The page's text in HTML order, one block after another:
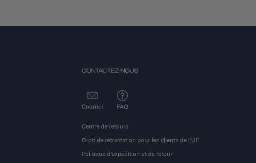
CONTACTEZ-NOUS
Courriel FAQ
Centre de retours
Droit de rétractation pour les clients de l'UE
Politique d'expédition et de retour